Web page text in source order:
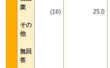
業
その
他
無回
答
(16) 25.0